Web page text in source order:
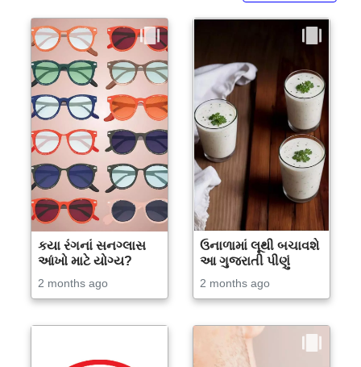
કયા રંગનાં સનગ્લાસ
આંખો માટે યોગ્ય?
2 months ago
ઉનાળામાં લૂથી બચાવશે
આ ગુજરાતી પીણું
2 months ago